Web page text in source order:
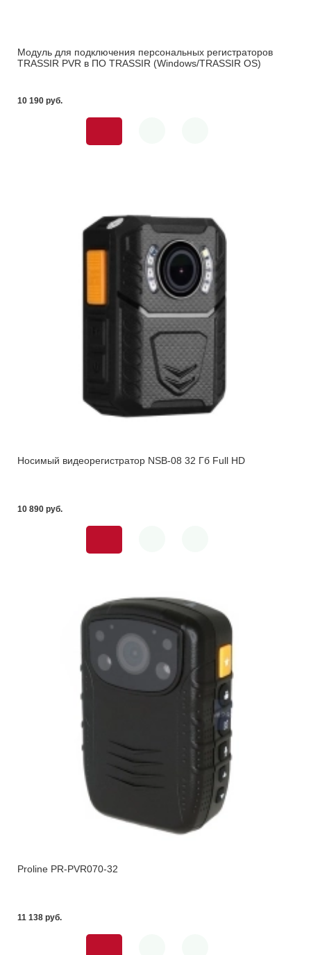
Модуль для подключения персональных регистраторов
TRASSIR PVR в ПО TRASSIR (Windows/TRASSIR OS)
10 190 pуб.
Носимый видеорегистратор NSB-08 32 Гб Full HD
10 890 pуб.
Proline PR-PVR070-32
11 138 pуб.